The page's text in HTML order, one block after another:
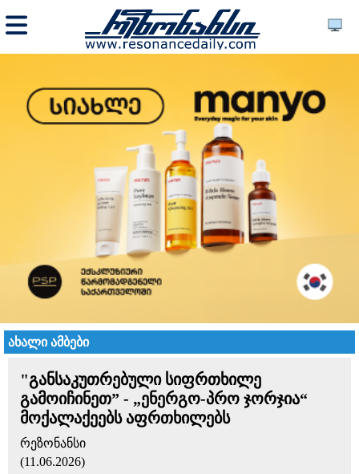
ახალი ამბები
"განსაკუთრებული სიფრთხილე
გამოიჩინეთ” - „ენერგო-პრო ჯორჯია“
მოქალაქეებს აფრთხილებს
რეზონანსი
(11.06.2026)